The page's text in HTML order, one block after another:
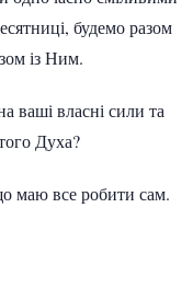
будемо разом
із Ним.
ваші власні сили та
Духа?
маю все робити сам.